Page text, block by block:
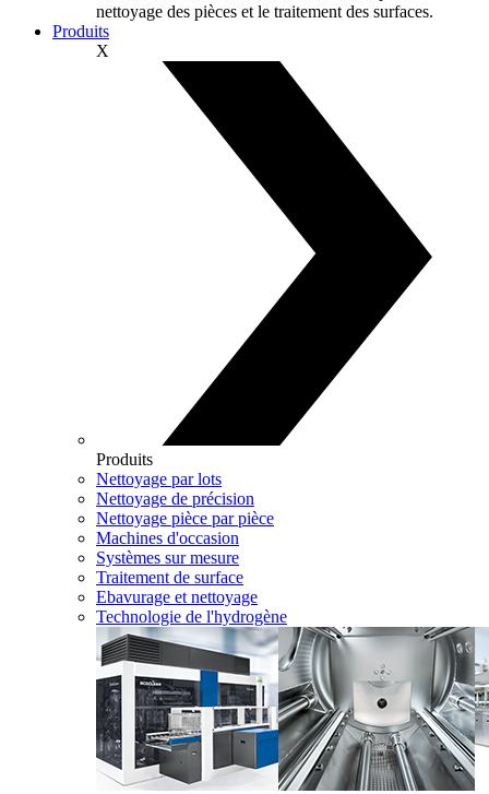
nettoyage des pièces et le traitement des surfaces.
Produits
X
Produits
Nettoyage par lots
Nettoyage de précision
Nettoyage pièce par pièce
Machines d'occasion
Systèmes sur mesure
Traitement de surface
Ebavurage et nettoyage
Technologie de l'hydrogène